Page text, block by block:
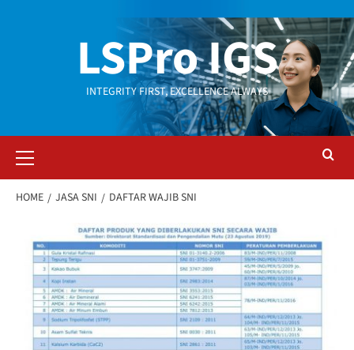
LSPro IGS
INTEGRITY FIRST, EXCELLENCE ALWAYS
HOME JASA SNI DAFTAR WAJIB SNI